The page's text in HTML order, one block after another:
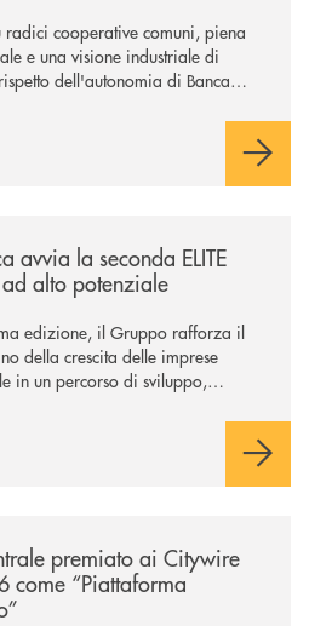
cooperative comuni, piena
e una visione industriale di
dell'autonomia di Banca
la finalizzazione dell’operazione.
avvia la seconda ELITE
alto potenziale
edizione, il Gruppo rafforza il
della crescita delle imprese
in un percorso di sviluppo,
premiato ai Citywire
come “Piattaforma